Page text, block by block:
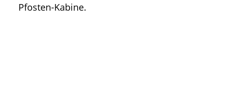
Pfosten-Kabine.